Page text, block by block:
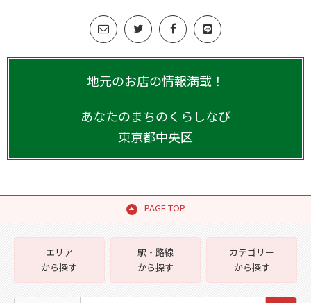
地元のお店の情報満載！
あなたのまちのくらしなび
東京都中央区
PAGE TOP
エリア
から探す
駅・路線
から探す
カテゴリー
から探す